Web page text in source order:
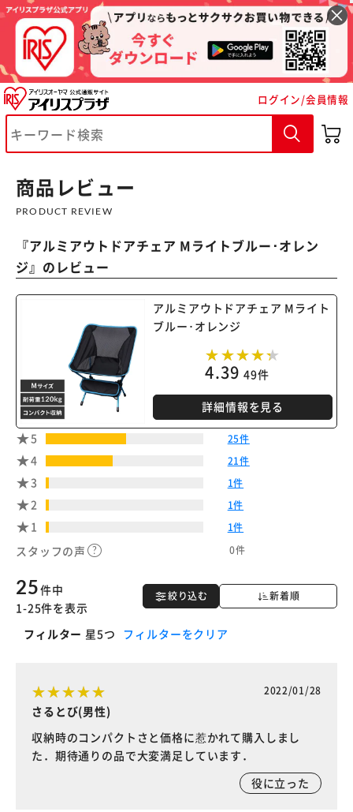
ログイン/会員情報
商品レビュー
PRODUCT REVIEW
『アルミアウトドアチェア Mライトブルー･オレン
ジ』のレビュー
アルミアウトドアチェア Mライト
ブルー･オレンジ
4.39 49件
詳細情報を見る
5 25件
4 21件
3 1件
2 1件
1 1件
スタッフの声 0件
絞り込む 新着順
25件中
1-25件を表示
フィルター 星5つ フィルターをクリア
2022/01/28
さるとび(男性)
収納時のコンパクトさと価格に惹かれて購入しまし
た．期待通りの品で大変満足しています．
役に立った
※ご確認ください
カートに入れる 購入手続きへ